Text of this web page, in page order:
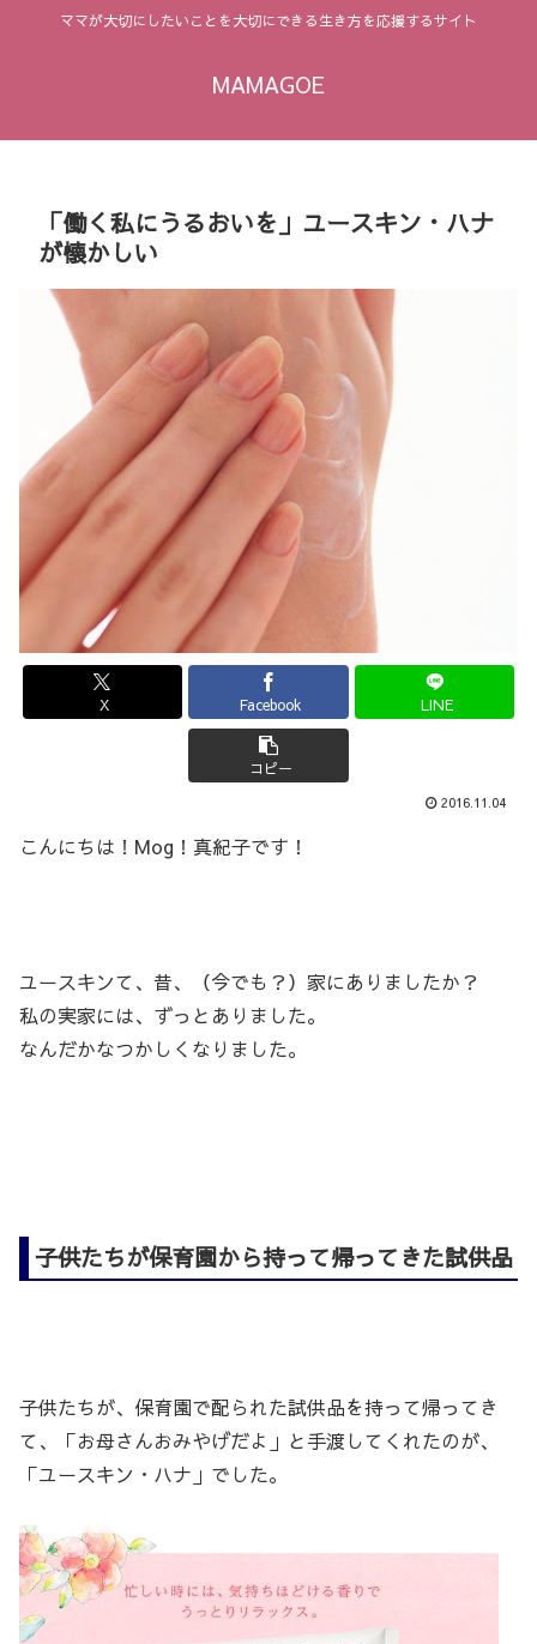
ママが大切にしたいことを大切にできる生き方を応援するサイト
MAMAGOE
「働く私にうるおいを」ユースキン・ハナ
が懐かしい
X Facebook LINE
コピー
2016.11.04
こんにちは！Mog！真紀子です！
ユースキンて、昔、（今でも？）家にありましたか？
私の実家には、ずっとありました。
なんだかなつかしくなりました。
子供たちが保育園から持って帰ってきた試供品
子供たちが、保育園で配られた試供品を持って帰ってき
て、「お母さんおみやげだよ」と手渡してくれたのが、
「ユースキン・ハナ」でした。